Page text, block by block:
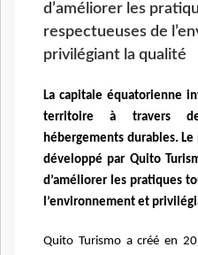
d’améliorer les
respectueuses de
privilégiant la qualité
La capitale équatorienne
territoire à travers
hébergements durables.
développé par Quito
d’améliorer les pratiques
l’environnement et
Quito Turismo a créé en